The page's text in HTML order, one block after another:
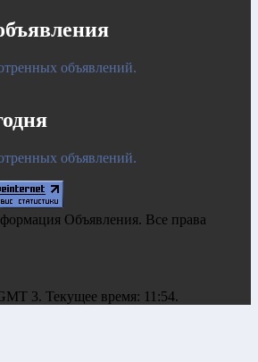
объявлений.
объявлений.
Объявления. Все права
3. Текущее время: 11:54.